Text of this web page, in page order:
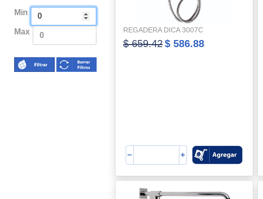
Min
Max REGADERA DICA 3007C
$ 659.42$ 586.88
− +